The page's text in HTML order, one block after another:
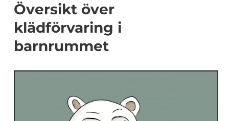
Översikt över
klädförvaring i
barnrummet